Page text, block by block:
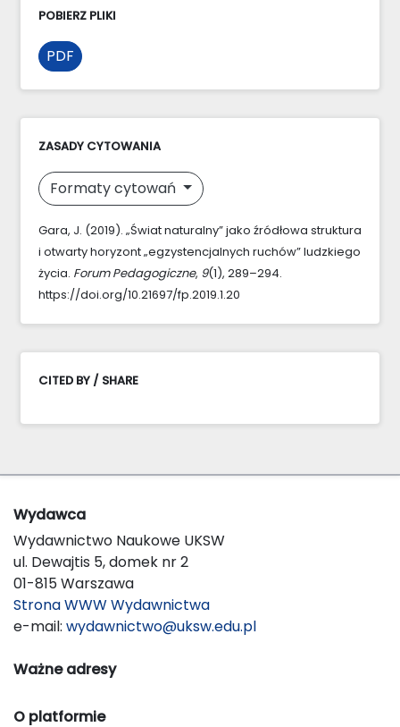
POBIERZ PLIKI
PDF
ZASADY CYTOWANIA
Formaty cytowań
Gara, J. (2019). „Świat naturalny” jako źródłowa struktura
i otwarty horyzont „egzystencjalnych ruchów” ludzkiego
życia. Forum Pedagogiczne, 9(1), 289–294.
https://doi.org/10.21697/fp.2019.1.20
CITED BY / SHARE
Wydawca
Wydawnictwo Naukowe UKSW
ul. Dewajtis 5, domek nr 2
01-815 Warszawa
Strona WWW Wydawnictwa
e-mail: wydawnictwo@uksw.edu.pl
Ważne adresy
O platformie